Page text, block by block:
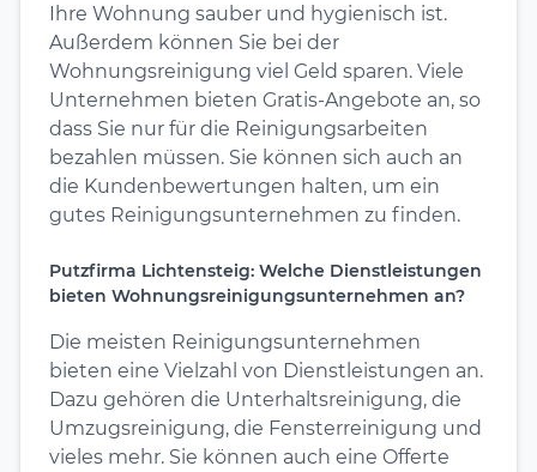
Ihre Wohnung sauber und hygienisch ist.
Außerdem können Sie bei der
Wohnungsreinigung viel Geld sparen. Viele
Unternehmen bieten Gratis-Angebote an, so
dass Sie nur für die Reinigungsarbeiten
bezahlen müssen. Sie können sich auch an
die Kundenbewertungen halten, um ein
gutes Reinigungsunternehmen zu finden.
Putzfirma Lichtensteig: Welche Dienstleistungen
bieten Wohnungsreinigungsunternehmen an?
Die meisten Reinigungsunternehmen
bieten eine Vielzahl von Dienstleistungen an.
Dazu gehören die Unterhaltsreinigung, die
Umzugsreinigung, die Fensterreinigung und
vieles mehr. Sie können auch eine Offerte